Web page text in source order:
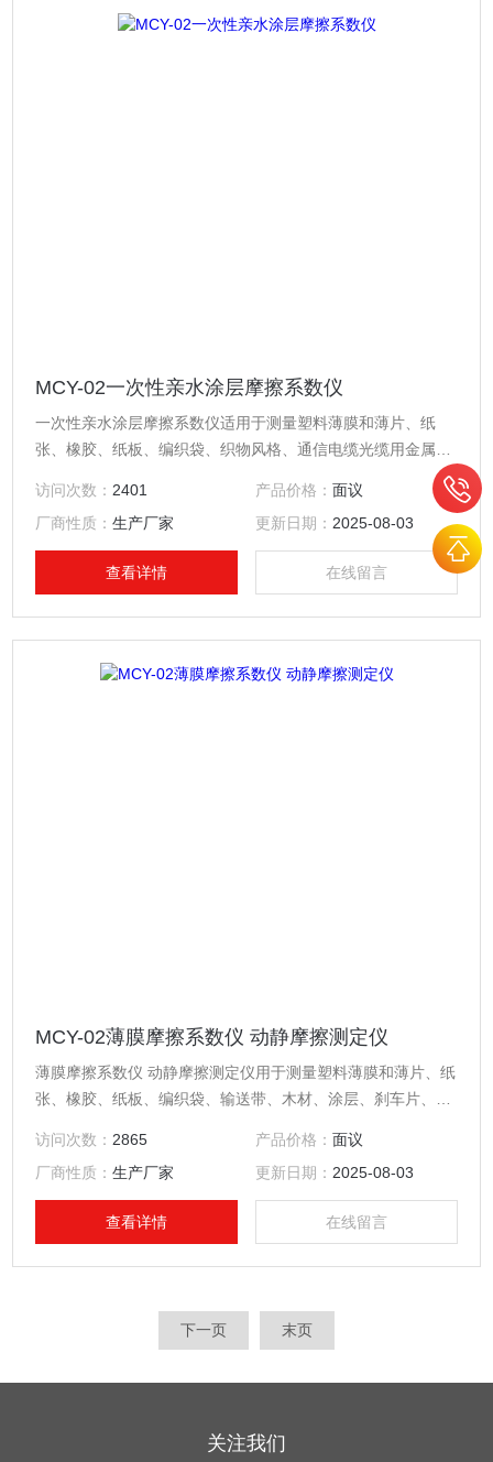
MCY-02一次性亲水涂层摩擦系数仪
一次性亲水涂层摩擦系数仪适用于测量塑料薄膜和薄片、纸
张、橡胶、纸板、编织袋、织物风格、通信电缆光缆用金属材
料复合带、输送带、木材、涂层、刹车片、雨刷、鞋材、轮胎
等材料滑动时的静摩擦系数和动摩擦系数。
访问次数： 2401 产品价格： 面议
厂商性质：生产厂家 更新日期： 2025-08-03
查看详情 在线留言
MCY-02薄膜摩擦系数仪 动静摩擦测定仪
薄膜摩擦系数仪 动静摩擦测定仪用于测量塑料薄膜和薄片、纸
张、橡胶、纸板、编织袋、输送带、木材、涂层、刹车片、雨
料的摩擦系数，可以控制调节材料生产质量工艺指标，满足产
品使用要求。
访问次数： 2865 产品价格： 面议
厂商性质：生产厂家 更新日期： 2025-08-03
查看详情 在线留言
下一页 末页
关注我们